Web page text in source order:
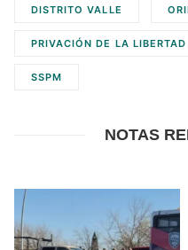
DISTRITO VALLE
PRIVACIÓN DE LA LIBERTAD
SSPM
NOTAS